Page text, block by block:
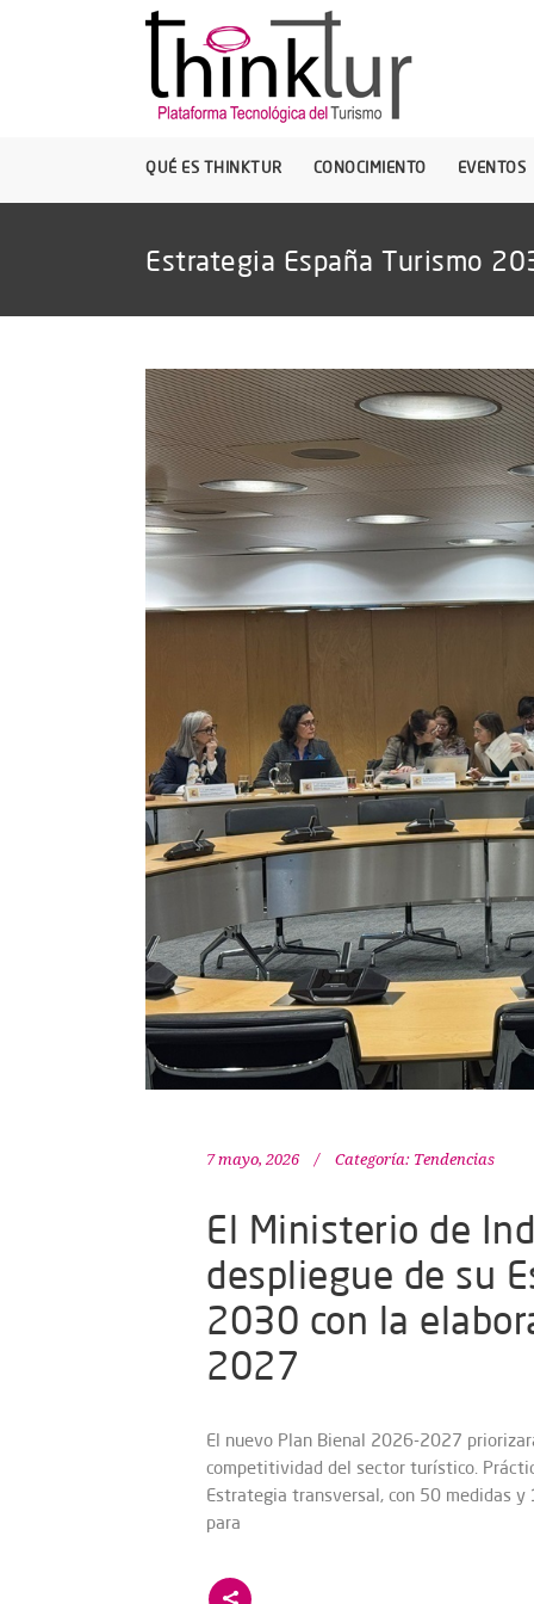
QUÉ ES THINKTUR CONOCIMIENTO EVENTOS
Estrategia España Turismo
7 mayo, 2026 Categoría: Tendencias
El Ministerio de
despliegue de su
2030 con la
2027
El nuevo Plan Bienal 2026-2027
competitividad del sector turístico.
Estrategia transversal, con 50 medidas
para